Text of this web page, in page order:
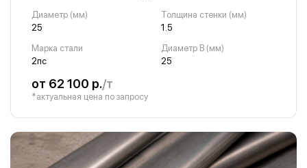
Диаметр (мм)
25
Толщина стенки (мм)
1.5
Марка стали
2пс
Диаметр B (мм)
25
от 62 100 р./т
*актуальная цена по запросу